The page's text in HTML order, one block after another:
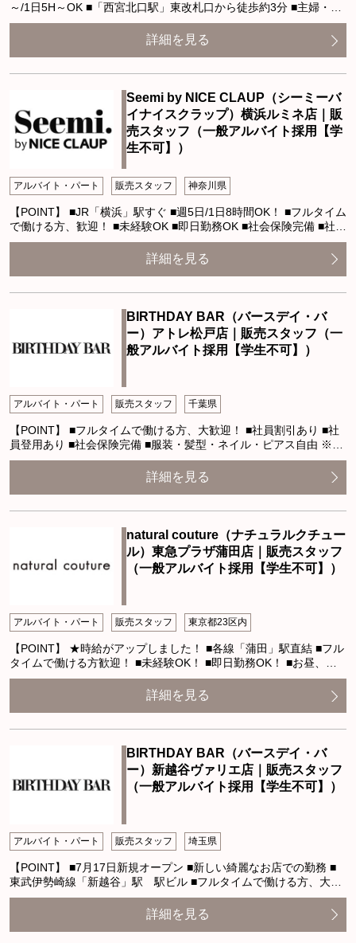
～/1日5H～OK ■「西宮北口駅」東改札口から徒歩約3分 ■主婦・…
詳細を見る
Seemi by NICE CLAUP（シーミーバ
イナイスクラップ）横浜ルミネ店｜販
売スタッフ（一般アルバイト採用【学
生不可】）
アルバイト・パート 販売スタッフ 神奈川県
【POINT】 ■JR「横浜」駅すぐ ■週5日/1日8時間OK！ ■フルタイム
で働ける方、歓迎！ ■未経験OK ■即日勤務OK ■社会保険完備 ■社…
詳細を見る
BIRTHDAY BAR（バースデイ・バ
ー）アトレ松戸店｜販売スタッフ（一
般アルバイト採用【学生不可】）
アルバイト・パート 販売スタッフ 千葉県
【POINT】 ■フルタイムで働ける方、大歓迎！ ■社員割引あり ■社
員登用あり ■社会保険完備 ■服装・髪型・ネイル・ピアス自由 ※…
詳細を見る
natural couture（ナチュラルクチュー
ル）東急プラザ蒲田店｜販売スタッフ
（一般アルバイト採用【学生不可】）
アルバイト・パート 販売スタッフ 東京都23区内
【POINT】 ★時給がアップしました！ ■各線「蒲田」駅直結 ■フル
タイムで働ける方歓迎！ ■未経験OK！ ■即日勤務OK！ ■お昼、…
詳細を見る
BIRTHDAY BAR（バースデイ・バ
ー）新越谷ヴァリエ店｜販売スタッフ
（一般アルバイト採用【学生不可】）
アルバイト・パート 販売スタッフ 埼玉県
【POINT】 ■7月17日新規オープン ■新しい綺麗なお店での勤務 ■
東武伊勢崎線「新越谷」駅 駅ビル ■フルタイムで働ける方、大…
詳細を見る